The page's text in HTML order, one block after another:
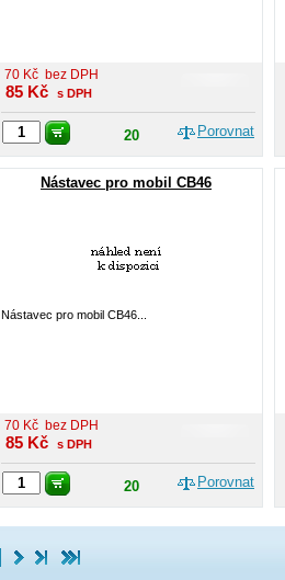
70 Kč bez DPH
85 Kč s DPH
Porovnat
20
Nástavec pro mobil CB46
Nástavec pro mobil CB46...
70 Kč bez DPH
85 Kč s DPH
Porovnat
20